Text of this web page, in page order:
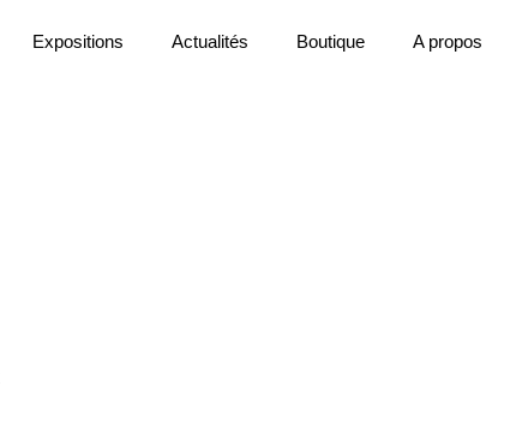
Expositions Actualités Boutique A propos